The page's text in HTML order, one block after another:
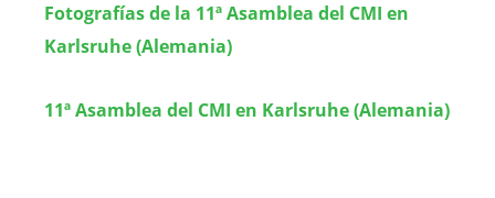
Fotografías de la 11ª Asamblea del CMI en
Karlsruhe (Alemania)
11ª Asamblea del CMI en Karlsruhe (Alemania)